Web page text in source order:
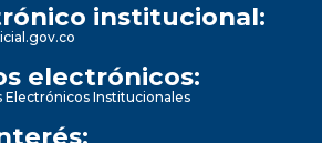
institucional:
electrónicos:
Institucionales